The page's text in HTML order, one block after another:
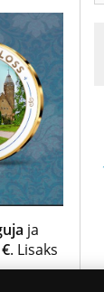
ja
. Lisaks